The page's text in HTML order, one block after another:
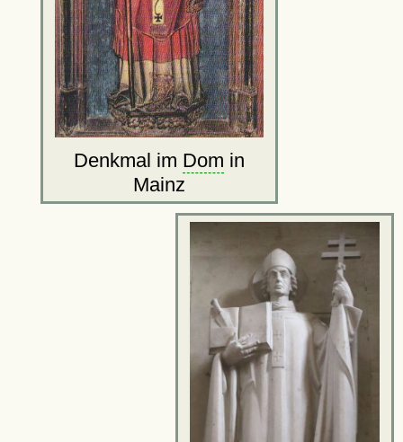
Denkmal im Dom in
Mainz